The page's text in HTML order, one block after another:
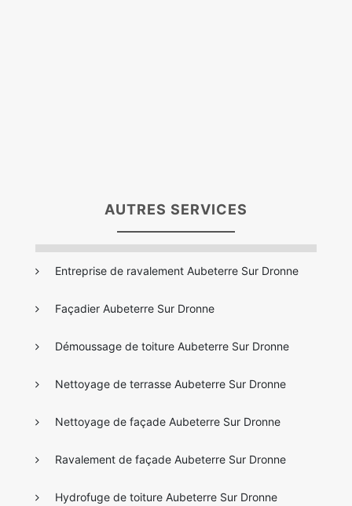
AUTRES SERVICES
Entreprise de ravalement Aubeterre Sur Dronne
Façadier Aubeterre Sur Dronne
Démoussage de toiture Aubeterre Sur Dronne
Nettoyage de terrasse Aubeterre Sur Dronne
Nettoyage de façade Aubeterre Sur Dronne
Ravalement de façade Aubeterre Sur Dronne
Hydrofuge de toiture Aubeterre Sur Dronne